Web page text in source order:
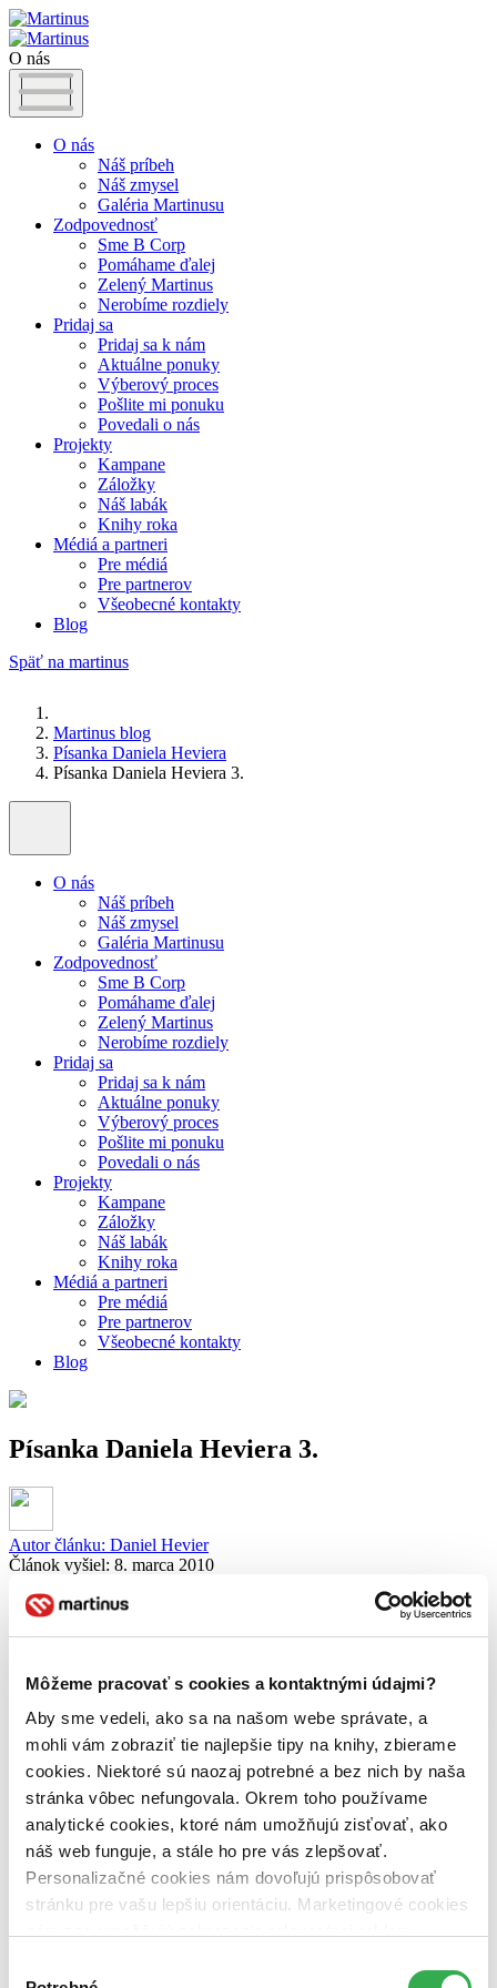
Môžeme pracovať s cookies a kontaktnými údajmi?
Aby sme vedeli, ako sa na našom webe správate, a
mohli vám zobraziť tie najlepšie tipy na knihy, zbierame
cookies. Niektoré sú naozaj potrebné a bez nich by naša
stránka vôbec nefungovala. Okrem toho používame
analytické cookies, ktoré nám umožňujú zisťovať, ako
náš web funguje, a stále ho pre vás zlepšovať.
Personalizačné cookies nám dovoľujú prispôsobovať
stránku pre vašu lepšiu orientáciu. Marketingové cookies
nám pomohlo, keby sme mohli používať všetky tieto
O nás
O nás
Náš príbeh
Náš zmysel
Galéria Martinusu
Zodpovednosť
Sme B Corp
Pomáhame ďalej
Zelený Martinus
Nerobíme rozdiely
Pridaj sa
Pridaj sa k nám
Aktuálne ponuky
Výberový proces
Pošlite mi ponuku
Povedali o nás
Projekty
Kampane
Záložky
Náš labák
Knihy roka
Médiá a partneri
Pre médiá
Pre partnerov
Všeobecné kontakty
Blog
Späť na martinus
Martinus blog
Písanka Daniela Heviera
Písanka Daniela Heviera 3.
O nás
Náš príbeh
Náš zmysel
Galéria Martinusu
Zodpovednosť
Sme B Corp
Pomáhame ďalej
Zelený Martinus
Nerobíme rozdiely
Pridaj sa
Pridaj sa k nám
Aktuálne ponuky
Výberový proces
Pošlite mi ponuku
Povedali o nás
Projekty
Kampane
Záložky
Náš labák
Knihy roka
Médiá a partneri
Pre médiá
Pre partnerov
Všeobecné kontakty
Blog
Písanka Daniela Heviera 3.
Autor článku: Daniel Hevier
Článok vyšiel: 8. marca 2010
Zdieľať článok:
Náš kolega a zároveň známy slovenský spisovateľ Daniel Hevier sa
a ponúknuť ich všetkým, ktorí o to stoja. V spolupráci s najväčším
Mám talent tak vznikolkurz tvorivého písania,ktorý Daniel nazval
tvorivo a originálnePísanka.
Ak teda aj vy patríte medzi ľudí, ktorí začali objavovať čaro
zachytávania myšlienok do slov a textov (alebo aspoň rozmýšľate,
že by ste to skúsili), tak vás pozývame do kurzu tvorivého písania
Daniela Heviera. Nájdete v ňom inšpiráciu, budete môcť sledovať
ako vzniká tvorivý proces, dostanete dobrovoľné domáce cvičenia,
ale hlavne si užijete množstvo zábavy a uspokojenia, aké môžete
zažiť len z dobre napísaného textu. Je to dobrovoľné a zadarmo, tak
skúste a neoľutujete!